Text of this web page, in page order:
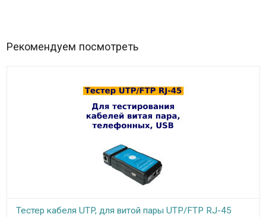
Рекомендуем посмотреть
Тестер кабеля UTP, для витой пары UTP/FTP RJ-45